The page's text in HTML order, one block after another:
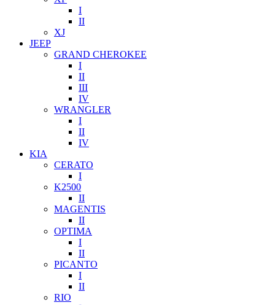
I
II
XJ
JEEP
GRAND CHEROKEE
I
II
III
IV
WRANGLER
I
II
IV
KIA
CERATO
I
K2500
II
MAGENTIS
II
OPTIMA
I
II
PICANTO
I
II
RIO